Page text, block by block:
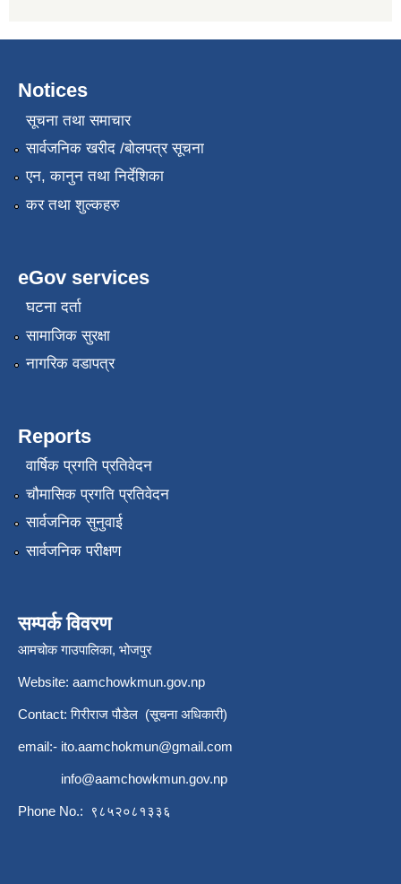
Notices
सूचना तथा समाचार
सार्वजनिक खरीद /बोलपत्र सूचना
एन, कानुन तथा निर्देशिका
कर तथा शुल्कहरु
eGov services
घटना दर्ता
सामाजिक सुरक्षा
नागरिक वडापत्र
Reports
वार्षिक प्रगति प्रतिवेदन
चौमासिक प्रगति प्रतिवेदन
सार्वजनिक सुनुवाई
सार्वजनिक परीक्षण
सम्पर्क विवरण
आमचोक गाउपालिका, भोजपुर
Website: aamchowkmun.gov.np
Contact: गिरीराज पौडेल (सूचना अधिकारी)
email:- ito.aamchokmun@gmail.com
info@aamchowkmun.gov.np
Phone No.: ९८५२०८१३३६